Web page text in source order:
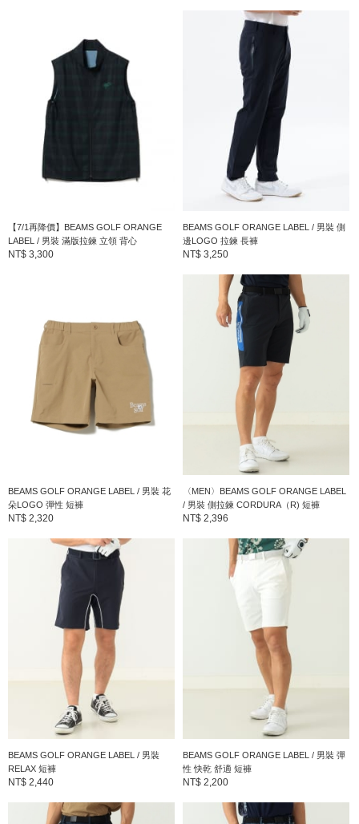
BEAMS GOLF ORANGE LABEL
到店詢問時請告知店員下方的商品編號
商品編號：82-25-0044-803
» 聯絡我們
商品詳細
分類 ： 褲子
中國製造
商品編號 82-25-0044-803
【7/1再降價】BEAMS GOLF ORANGE
LABEL / 男裝 滿版拉鍊 立領 背心
NT$ 3,300
BEAMS GOLF ORANGE LABEL / 男裝 側
邊LOGO 拉鍊 長褲
NT$ 3,250
BEAMS GOLF ORANGE LABEL / 男裝 花
朵LOGO 彈性 短褲
NT$ 2,320
〈MEN〉BEAMS GOLF ORANGE LABEL
/ 男裝 側拉鍊 CORDURA（R) 短褲
NT$ 2,396
BEAMS GOLF ORANGE LABEL / 男裝
RELAX 短褲
NT$ 2,440
BEAMS GOLF ORANGE LABEL / 男裝 彈
性 快乾 舒適 短褲
NT$ 2,200